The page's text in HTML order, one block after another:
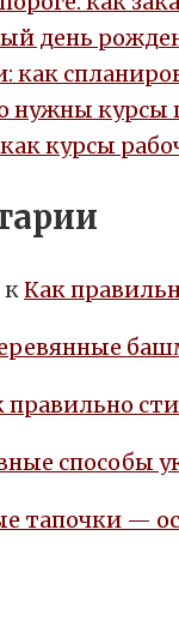
день
как
нужны
курсы
к Как
правильно
способы
тапочки —